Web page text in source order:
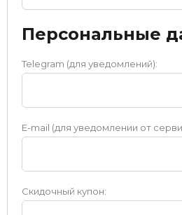
Персональные
Telegram (для уведомлений):
E-mail (для уведомлении от
Скидочный купон: